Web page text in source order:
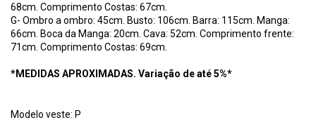
68cm. Comprimento Costas: 67cm.
G- Ombro a ombro: 45cm. Busto: 106cm. Barra: 115cm. Manga:
66cm. Boca da Manga: 20cm. Cava: 52cm. Comprimento frente:
71cm. Comprimento Costas: 69cm.
*MEDIDAS APROXIMADAS. Variação de até 5%*
Modelo veste: P